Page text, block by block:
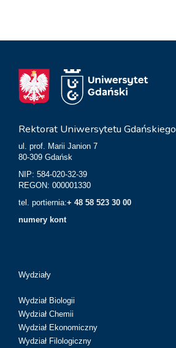
Rektorat Uniwersytetu Gdańskiego
ul. prof. Marii Janion 7
80-309 Gdańsk
NIP: 584-020-32-39
REGON: 000001330
tel. portiernia:+ 48 58 523 30 00
numery kont
Wydziały
Wydział Biologii
Wydział Chemii
Wydział Ekonomiczny
Wydział Filologiczny